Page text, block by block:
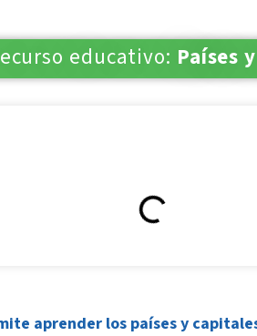
educativo: Países
aprender los países y